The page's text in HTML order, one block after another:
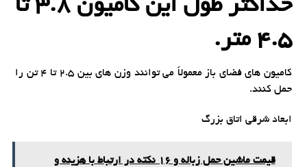
حداکثر طول این کامیون 3.8 تا
4.5 متر.
کامیون های فضای باز معمولاً می توانند وزن های بین 2.5 تا 4 تن را
حمل کنند.
ابعاد شرقی اتاق بزرگ
قیمت ماشین حمل زباله و 16 نکته در ارتباط با هزینه و